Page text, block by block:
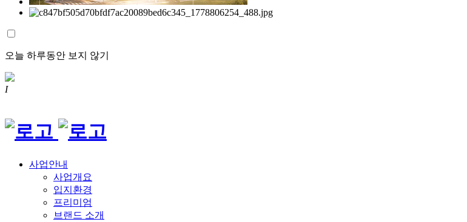
오늘 하루동안 보지 않기
I
사업안내
사업개요
입지환경
프리미엄
브랜드 소개